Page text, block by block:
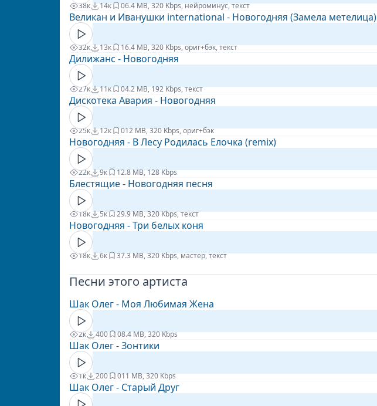
38к 14к 06.4 MB, 320 Kbps, нейроминус, текст
Великан и Иванушки international - Новогодняя (Замела метелица)
32к 13к 16.4 MB, 320 Kbps, ориг+бэк, текст
Дилижанс - Новогодняя
27к 11к 04.2 MB, 192 Kbps, текст
Дискотека Авария - Новогодняя
25к 12к 012 MB, 320 Kbps, ориг+бэк
Новогодняя - В Лесу Родилась Елочка (remix)
22к 9к 12.8 MB, 128 Kbps
Блестящие - Новогодняя песня
18к 5к 29.9 MB, 320 Kbps, текст
Новогодняя - Три белых коня
18к 6к 37.3 MB, 320 Kbps, мастер, текст
Песни этого артиста
Шак Олег - Моя Любимая Жена
2к 400 08.4 MB, 320 Kbps
Шак Олег - Зонтики
1к 200 011 MB, 320 Kbps
Шак Олег - Старый Друг